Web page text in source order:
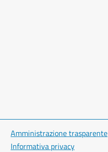
Amministrazione trasparente
Informativa privacy